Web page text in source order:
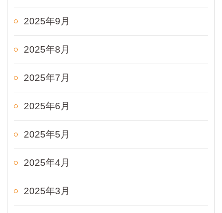
2025年9月
2025年8月
2025年7月
2025年6月
2025年5月
2025年4月
2025年3月